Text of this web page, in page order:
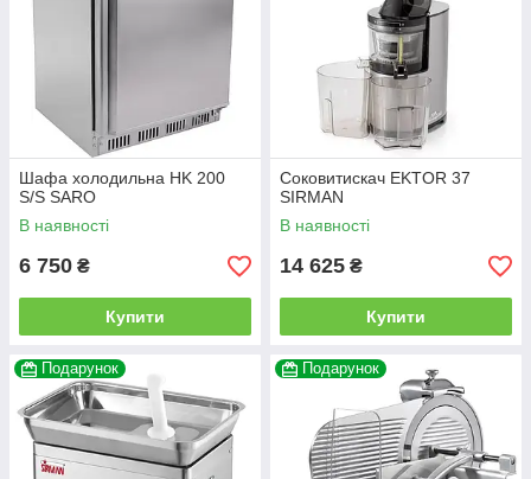
Шафа холодильна HK 200
S/S SARO
В наявності
6 750 ₴
Купити
Соковитискач EKTOR 37
SIRMAN
В наявності
14 625 ₴
Купити
Подарунок Подарунок